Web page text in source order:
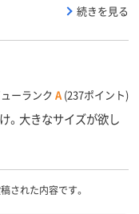
続きを見る
ーランク A (237ポイント)
。大きなサイズが欲し
された内容です。